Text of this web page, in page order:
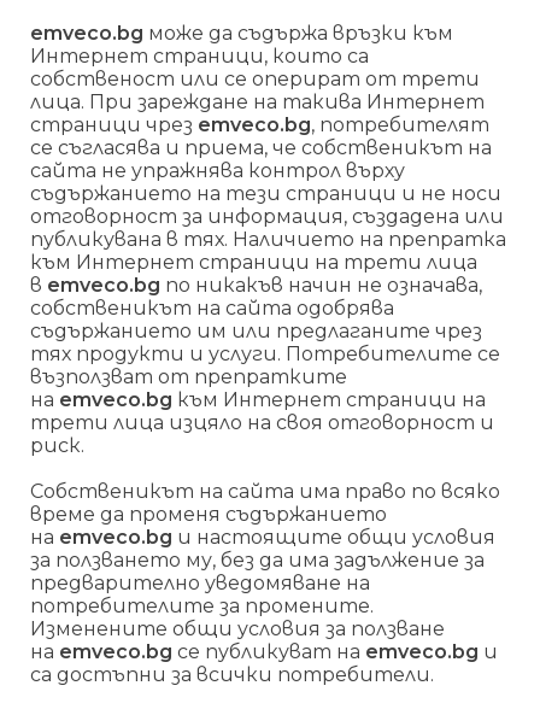
emveco.bg може да съдържа връзки към
Интернет страници, които са
собственост или се оперират от трети
лица. При зареждане на такива Интернет
страници чрез emveco.bg, потребителят
се съгласява и приема, че собственикът на
сайта не упражнява контрол върху
съдържанието на тези страници и не носи
отговорност за информация, създадена или
публикувана в тях. Наличието на препратка
към Интернет страници на трети лица
в emveco.bg по никакъв начин не означава,
собственикът на сайта одобрява
съдържанието им или предлаганите чрез
тях продукти и услуги. Потребителите се
възползват от препратките
на emveco.bg към Интернет страници на
трети лица изцяло на своя отговорност и
риск.
Собственикът на сайта има право по всяко
време да променя съдържанието
на emveco.bg и настоящите общи условия
за ползването му, без да има задължение за
предварително уведомяване на
потребителите за промените.
Изменените общи условия за ползване
на emveco.bg се публикуват на emveco.bg и
са достъпни за всички потребители.